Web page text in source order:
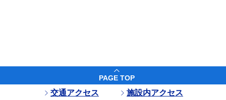
PAGE TOP
交通アクセス
施設内アクセス